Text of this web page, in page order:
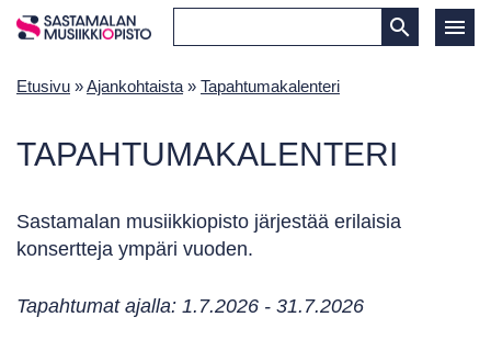
Etusivu »Ajankohtaista » Tapahtumakalenteri
TAPAHTUMAKALENTERI
Sastamalan musiikkiopisto järjestää erilaisia
konsertteja ympäri vuoden.
Tapahtumat ajalla: 1.7.2026 - 31.7.2026